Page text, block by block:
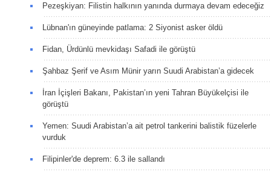
Pezeşkiyan: Filistin halkının yanında durmaya devam edeceğiz
Lübnan'ın güneyinde patlama: 2 Siyonist asker öldü
Fidan, Ürdünlü mevkidaşı Safadi ile görüştü
Şahbaz Şerif ve Asım Münir yarın Suudi Arabistan’a gidecek
İran İçişleri Bakanı, Pakistan’ın yeni Tahran Büyükelçisi ile
görüştü
Yemen: Suudi Arabistan’a ait petrol tankerini balistik füzelerle
vurduk
Filipinler'de deprem: 6.3 ile sallandı